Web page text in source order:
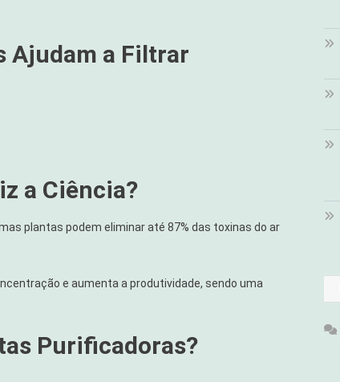
Ajudam a Filtrar
a Ciência?
plantas podem eliminar até 87% das toxinas do ar
e aumenta a produtividade, sendo uma
Purificadoras?